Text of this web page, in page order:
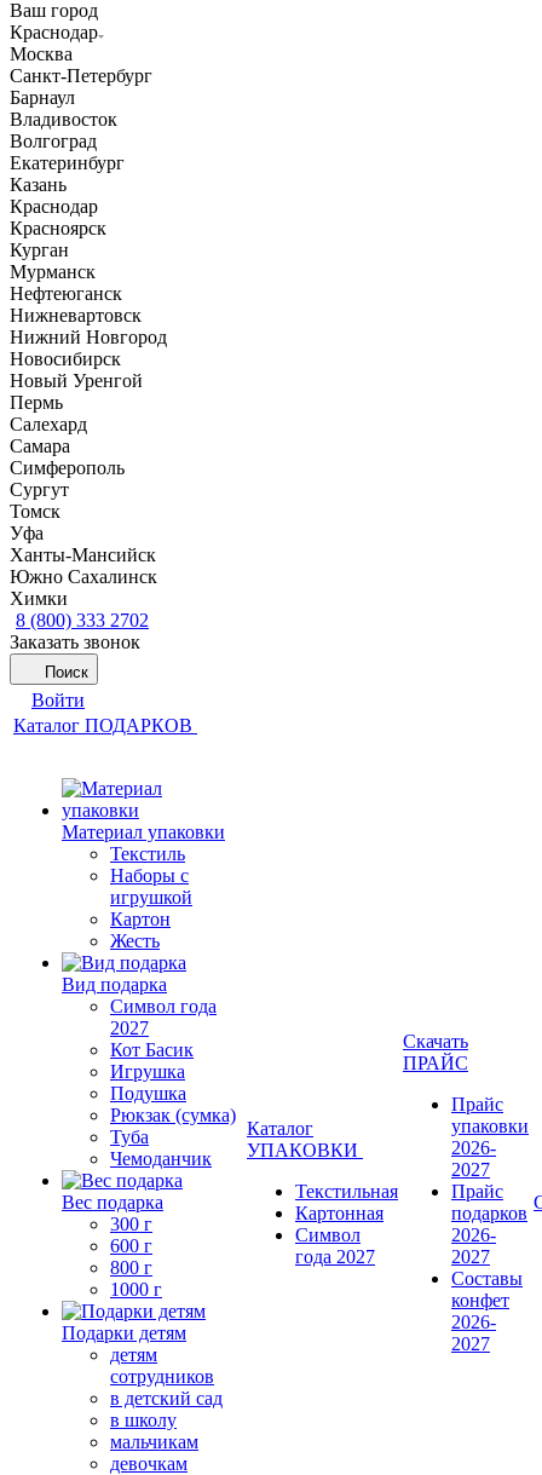
Ваш город
Краснодар
Москва
Санкт-Петербург
Барнаул
Владивосток
Волгоград
Екатеринбург
Казань
Краснодар
Красноярск
Курган
Мурманск
Нефтеюганск
Нижневартовск
Нижний Новгород
Новосибирск
Новый Уренгой
Пермь
Салехард
Самара
Симферополь
Сургут
Томск
Уфа
Ханты-Мансийск
Южно Сахалинск
Химки
8 (800) 333 2702
Заказать звонок
Поиск
Войти
Каталог ПОДАРКОВ
Материал упаковки
Текстиль
Наборы с
игрушкой
Картон
Жесть
Вид подарка
Символ года
2027
Кот Басик
Игрушка
Подушка
Рюкзак (сумка)
Туба
Чемоданчик
Вес подарка
300 г
600 г
800 г
1000 г
Подарки детям
детям
сотрудников
в детский сад
в школу
мальчикам
девочкам
Каталог
УПАКОВКИ
Текстильная
Картонная
Символ
года 2027
Скачать
ПРАЙС
Прайс
упаковки
2026-
2027
Прайс
подарков
2026-
2027
Составы
конфет
2026-
2027